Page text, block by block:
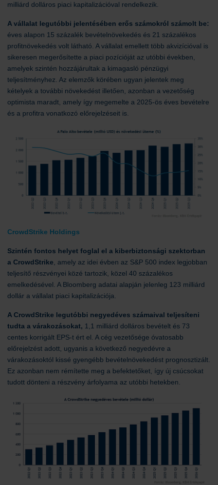
milliárd dolláros piaci kapitalizációval rendelkezik.
A vállalat legutóbbi jelentésében erős számokról számolt be:
éves alapon 15 százalék bevételnövekedés és 21 százalékos
profitnövekedés volt látható. A vállalat emellett több akvizícióval is
sikeresen megerősítette a piaci pozícióját az utóbbi években,
amelyek szintén hozzájárultak a kimagasló pénzügyi
teljesítményhez. Az elemzők körében ugyan jelentek meg
kételyek a további növekedést illetően, azonban a vezetőség
optimista maradt, amely így megemelte a 2025-ös éves bevételre
és a profitra vonatkozó előrejelzéseit is.
CrowdStrike Holdings
Szintén fontos helyet foglal el a kiberbiztonsági szektorban
a CrowdStrike , amely az idei évben az S&P 500 index legjobban
teljesítő részvényei közé tartozik, közel 40 százalékos
emelkedésével. A Bloomberg adatai alapján jelenleg 123 milliárd
dollár a vállalat piaci kapitalizációja.
A CrowdStrike legutóbbi negyedéves számaival teljesíteni
tudta a várakozásokat, 1,1 milliárd dolláros bevételt és 73
centes korrigált EPS-t ért el. A cég vezetősége óvatosabb
előrejelzést adott, ugyanis a következő negyedévre a
várakozásoktól kissé gyengébb bevételnövekedést prognosztizált.
Ez azonban nem rémítette meg a befektetőket, így új csúcsokat
tudott dönteni a részvény árfolyama az utóbbi hetekben.